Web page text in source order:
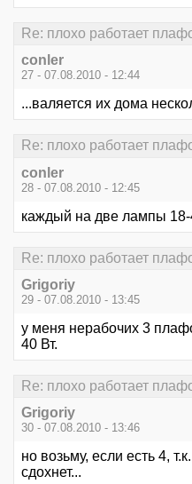
Re: плохо работает
conler
27 - 07.08.2010 - 12:44
...валяется их дома
Re: плохо работает
conler
28 - 07.08.2010 - 12:45
каждый на две лампы 18-
Re: плохо работает
Grigoriy
29 - 07.08.2010 - 13:45
у меня нерабочих 3
40 Вт.
Re: плохо работает
Grigoriy
30 - 07.08.2010 - 13:46
но возьму, если есть 4,
сдохнет...